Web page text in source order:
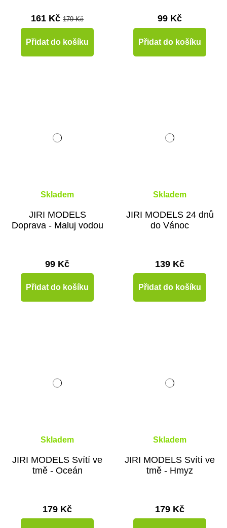
161 Kč 179 Kč
Přidat do košíku
99 Kč
Přidat do košíku
Skladem
JIRI MODELS
Doprava - Maluj vodou
99 Kč
Přidat do košíku
Skladem
JIRI MODELS 24 dnů
do Vánoc
139 Kč
Přidat do košíku
Skladem
JIRI MODELS Svítí ve
tmě - Oceán
179 Kč
Skladem
JIRI MODELS Svítí ve
tmě - Hmyz
179 Kč